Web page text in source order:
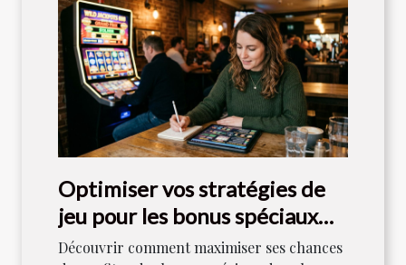
Optimiser vos stratégies de
jeu pour les bonus spéciaux
dans les machines à sous
Découvrir comment maximiser ses chances